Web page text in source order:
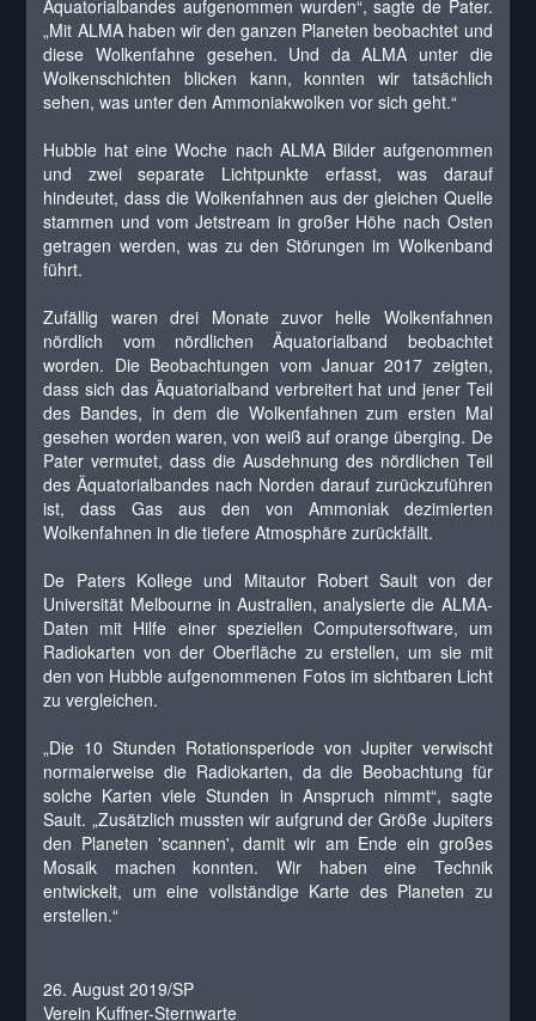
Äquatorialbandes aufgenommen wurden“, sagte de Pater.
„Mit ALMA haben wir den ganzen Planeten beobachtet und
diese Wolkenfahne gesehen. Und da ALMA unter die
Wolkenschichten blicken kann, konnten wir tatsächlich
sehen, was unter den Ammoniakwolken vor sich geht.“
Hubble hat eine Woche nach ALMA Bilder aufgenommen
und zwei separate Lichtpunkte erfasst, was darauf
hindeutet, dass die Wolkenfahnen aus der gleichen Quelle
stammen und vom Jetstream in großer Höhe nach Osten
getragen werden, was zu den Störungen im Wolkenband
führt.
Zufällig waren drei Monate zuvor helle Wolkenfahnen
nördlich vom nördlichen Äquatorialband beobachtet
worden. Die Beobachtungen vom Januar 2017 zeigten,
dass sich das Äquatorialband verbreitert hat und jener Teil
des Bandes, in dem die Wolkenfahnen zum ersten Mal
gesehen worden waren, von weiß auf orange überging. De
Pater vermutet, dass die Ausdehnung des nördlichen Teil
des Äquatorialbandes nach Norden darauf zurückzuführen
ist, dass Gas aus den von Ammoniak dezimierten
Wolkenfahnen in die tiefere Atmosphäre zurückfällt.
De Paters Kollege und Mitautor Robert Sault von der
Universität Melbourne in Australien, analysierte die ALMA-
Daten mit Hilfe einer speziellen Computersoftware, um
Radiokarten von der Oberfläche zu erstellen, um sie mit
den von Hubble aufgenommenen Fotos im sichtbaren Licht
zu vergleichen.
„Die 10 Stunden Rotationsperiode von Jupiter verwischt
normalerweise die Radiokarten, da die Beobachtung für
solche Karten viele Stunden in Anspruch nimmt“, sagte
Sault. „Zusätzlich mussten wir aufgrund der Größe Jupiters
den Planeten 'scannen', damit wir am Ende ein großes
Mosaik machen konnten. Wir haben eine Technik
entwickelt, um eine vollständige Karte des Planeten zu
erstellen.“
26. August 2019/SP
Verein Kuffner-Sternwarte